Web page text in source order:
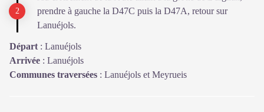
prendre à gauche la D47C puis la D47A, retour sur
Lanuéjols.
Départ : Lanuéjols
Arrivée : Lanuéjols
Communes traversées : Lanuéjols et Meyrueis